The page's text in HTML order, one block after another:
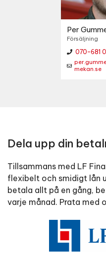
Per
Försäljning
070-681
mekan.se
Dela upp din
Tillsammans med LF
flexibelt och smidigt lån
betala allt på en gång,
varje månad. Prata med